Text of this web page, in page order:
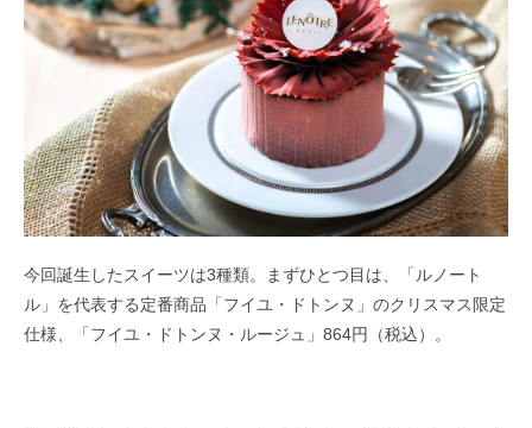
今回誕生したスイーツは3種類。まずひとつ目は、「ルノート
ル」を代表する定番商品「フイユ・ドトンヌ」のクリスマス限定
仕様、「フイユ・ドトンヌ・ルージュ」864円（税込）。